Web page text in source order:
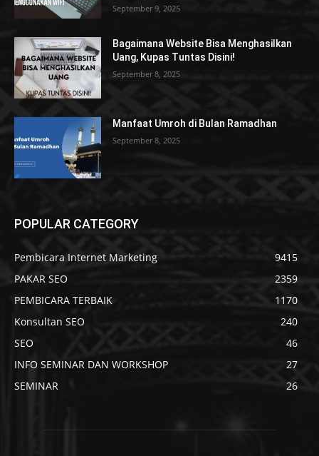
September 9, 2025
Bagaimana Website Bisa Menghasilkan
Uang, Kupas Tuntas Disini!
September 8, 2025
Manfaat Umroh di Bulan Ramadhan
September 8, 2025
POPULAR CATEGORY
Pembicara Internet Marketing
9415
PAKAR SEO
2359
PEMBICARA TERBAIK
1170
Konsultan SEO
240
SEO
46
INFO SEMINAR DAN WORKSHOP
27
SEMINAR
26